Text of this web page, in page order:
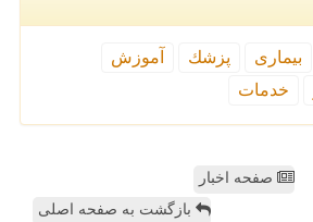
بیماری پزشك
آموزش
خدمات
صفحه اخبار
بازگشت به صفحه اصلی